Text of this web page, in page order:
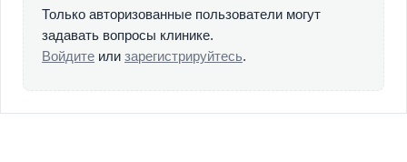
Только авторизованные пользователи могут
задавать вопросы клинике.
Войдите или зарегистрируйтесь.